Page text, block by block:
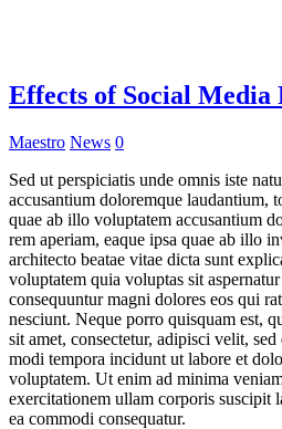
Effects of Social Media
Maestro News 0
Sed ut perspiciatis unde omnis iste
accusantium doloremque laudantium,
quae ab illo voluptatem accusantium
rem aperiam, eaque ipsa quae ab illo
architecto beatae vitae dicta sunt
voluptatem quia voluptas sit
consequuntur magni dolores eos qui
nesciunt. Neque porro quisquam est,
sit amet, consectetur, adipisci velit,
modi tempora incidunt ut labore et
voluptatem. Ut enim ad minima
exercitationem ullam corporis suscipit
ea commodi consequatur.